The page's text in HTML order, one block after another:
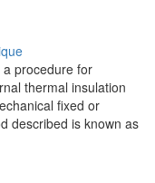
procedure for
thermal insulation
fixed or
described is known as